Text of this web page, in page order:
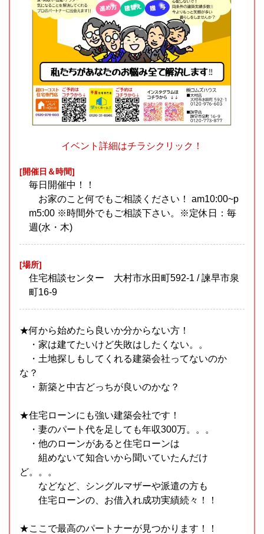
イベント詳細はチラシクリック！
[開催日＆時間]
毎日開催中！！
お家のこと何でもご相談ください！ am10:00~p
m5:00 ※時間外でもご相談下さい。※定休日：毎
週(水・木)
[場所]
住宅相談センター 大村市水田町592-1 / 諫早市泉
町16-9
★何から始めたら良いか分からない方！
・家は建てたいけど失敗はしたくない。。
・土地探しもしてくれる建築会社ってないのか
な？
・新築と中古どっちが良いのかな？
★住宅ローンにも強い建築会社です！
・妻のパート代を足しても年収300万。。。
・他のローンがあると住宅ローンは
組めないて知合いから聞いていたんだけ
ど。。。
などなど、シングルマザーや派遣の方も
住宅ローンの、お借入れ成功実績続々！！
★ここで最高のパートナーが見つかります！！